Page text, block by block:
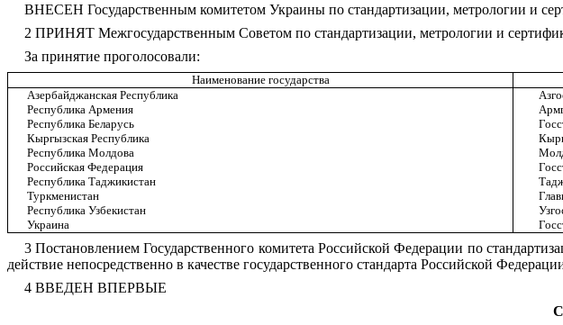
ВНЕСЕН Государственным комитетом Украины по стандартизации, метрологии и
2 ПРИНЯТ Межгосударственным Советом по стандартизации, метрологии и
За принятие проголосовали:
Наименование государства
Азербайджанская Республика
Республика Армения
Республика Беларусь
Кыргызская Республика
Республика Молдова
Российская Федерация
Республика Таджикистан
Туркменистан
Республика Узбекистан
Украина
3 Постановлением Государственного комитета Российской Федерации по
действие непосредственно в качестве государственного стандарта Российской
4 ВВЕДЕН ВПЕРВЫЕ